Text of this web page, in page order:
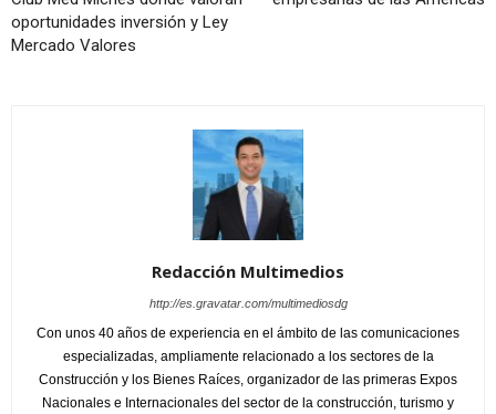
oportunidades inversión y Ley
Mercado Valores
Redacción Multimedios
http://es.gravatar.com/multimediosdg
Con unos 40 años de experiencia en el ámbito de las comunicaciones
especializadas, ampliamente relacionado a los sectores de la
Construcción y los Bienes Raíces, organizador de las primeras Expos
Nacionales e Internacionales del sector de la construcción, turismo y